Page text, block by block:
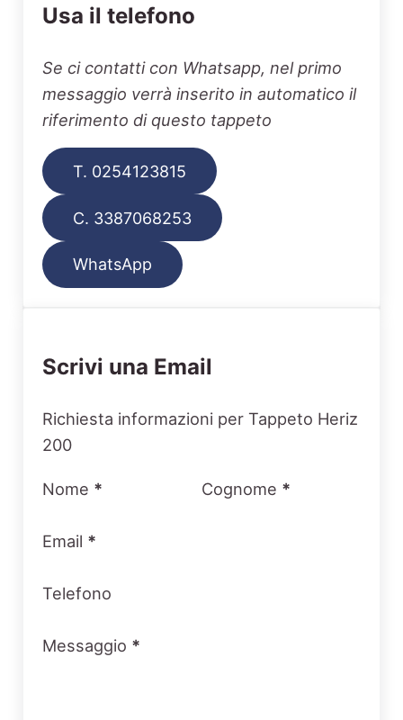
Usa il telefono
Se ci contatti con Whatsapp, nel primo
messaggio verrà inserito in automatico il
riferimento di questo tappeto
T. 0254123815
C. 3387068253
WhatsApp
Scrivi una Email
Section
Richiesta informazioni per Tappeto Heriz
200
Nome * Cognome *
Email *
Telefono
Messaggio *